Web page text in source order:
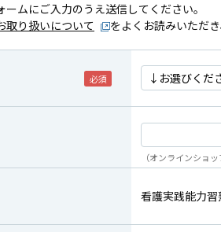
ムにご入力のうえ送信してください。
取り扱いについて をよくお読みいただ
（オンラインショ
看護実践能力